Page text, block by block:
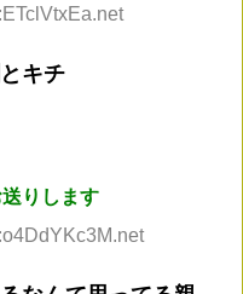
キチ
りします